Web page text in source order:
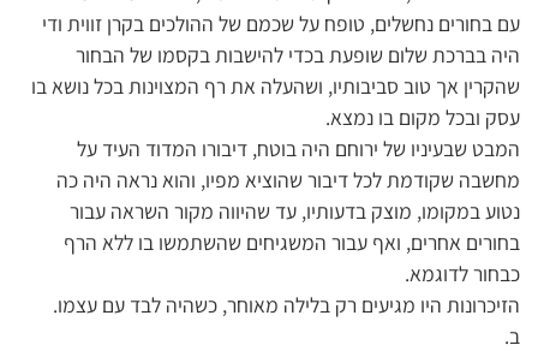
עם בחורים נחשלים, טופח על שכמם של ההולכים בקרן זווית ודי
היה בברכת שלום שופעת בכדי להישבות בקסמו של הבחור
שהקרין אך טוב סביבותיו, ושהעלה את רף המצוינות בכל נושא בו
עסק ובכל מקום בו נמצא.
המבט שבעיניו של ירוחם היה בוטח, דיבורו המדוד העיד על
מחשבה שקודמת לכל דיבור שהוציא מפיו, והוא נראה היה כה
נטוע במקומו, מוצק בדעותיו, עד שהיווה מקור השראה עבור
בחורים אחרים, ואף עבור המשגיחים שהשתמשו בו ללא הרף
כבחור לדוגמא.
הזיכרונות היו מגיעים רק בלילה מאוחר, כשהיה לבד עם עצמו.
ב.